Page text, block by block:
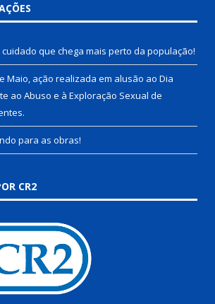
que chega mais perto da população!
Maio, ação realizada em alusão ao Dia
ao Abuso e à Exploração Sexual de
para as obras!
CR2